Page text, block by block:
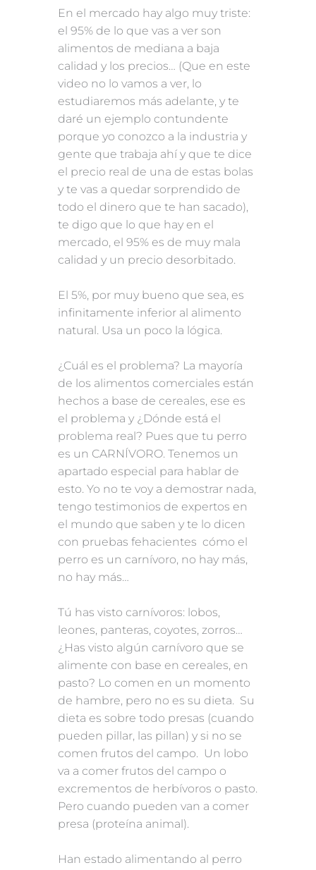
En el mercado hay algo muy triste:
el 95% de lo que vas a ver son
alimentos de mediana a baja
calidad y los precios… (Que en este
video no lo vamos a ver, lo
estudiaremos más adelante, y te
daré un ejemplo contundente
porque yo conozco a la industria y
gente que trabaja ahí y que te dice
el precio real de una de estas bolas
y te vas a quedar sorprendido de
todo el dinero que te han sacado),
te digo que lo que hay en el
mercado, el 95% es de muy mala
calidad y un precio desorbitado.
El 5%, por muy bueno que sea, es
infinitamente inferior al alimento
natural. Usa un poco la lógica.
¿Cuál es el problema? La mayoría
de los alimentos comerciales están
hechos a base de cereales, ese es
el problema y ¿Dónde está el
problema real? Pues que tu perro
es un CARNÍVORO. Tenemos un
apartado especial para hablar de
esto. Yo no te voy a demostrar nada,
tengo testimonios de expertos en
el mundo que saben y te lo dicen
con pruebas fehacientes cómo el
perro es un carnívoro, no hay más,
no hay más…
Tú has visto carnívoros: lobos,
leones, panteras, coyotes, zorros…
¿Has visto algún carnívoro que se
alimente con base en cereales, en
pasto? Lo comen en un momento
de hambre, pero no es su dieta. Su
dieta es sobre todo presas (cuando
pueden pillar, las pillan) y si no se
comen frutos del campo. Un lobo
va a comer frutos del campo o
excrementos de herbívoros o pasto.
Pero cuando pueden van a comer
presa (proteína animal).
Han estado alimentando al perro